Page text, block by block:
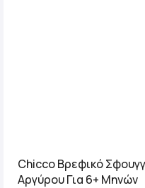
Chicco Βρεφικό
Αργύρου Για 6+ Μηνών